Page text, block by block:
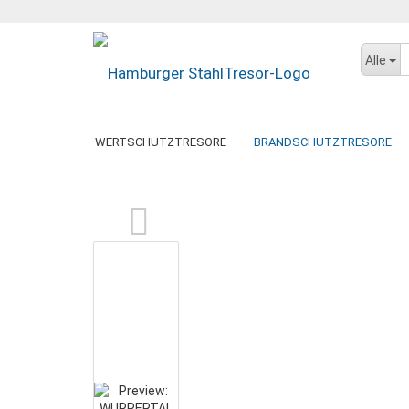
Alle
WERTSCHUTZTRESORE
DORTMUND
BRANDSCHUTZTRESORE